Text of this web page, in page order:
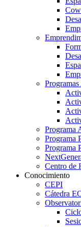
Programa
Programa
Programa
Centro de
Conocimiento
CEPI
Cátedra